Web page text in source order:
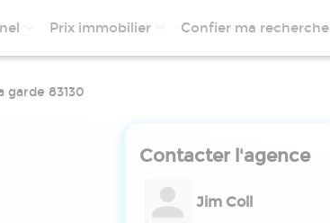
Prix immobilier Confier ma recherche
garde 83130
Contacter l'agence
Jim Coll